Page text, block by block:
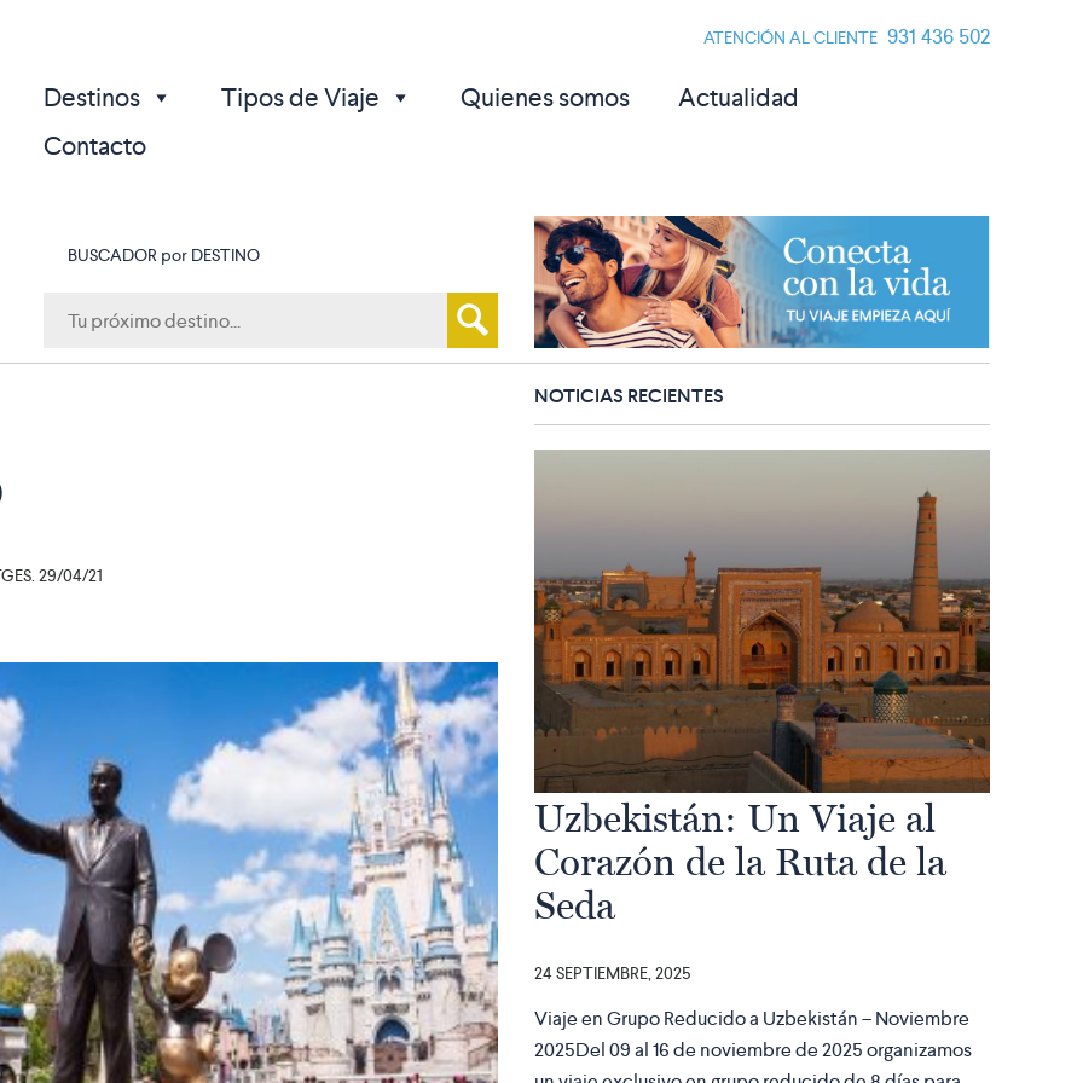
ATENCIÓN AL CLIENTE 931 436 502
Destinos Tipos de Viaje Quienes somos
Actualidad
Contacto
BUSCADOR por DESTINO
p
29/04/21
NOTICIAS RECIENTES
Uzbekistán: Un Viaje al
Corazón de la Ruta de la
Seda
24 SEPTIEMBRE, 2025
Viaje en Grupo Reducido a Uzbekistán – Noviembre
2025Del 09 al 16 de noviembre de 2025 organizamos